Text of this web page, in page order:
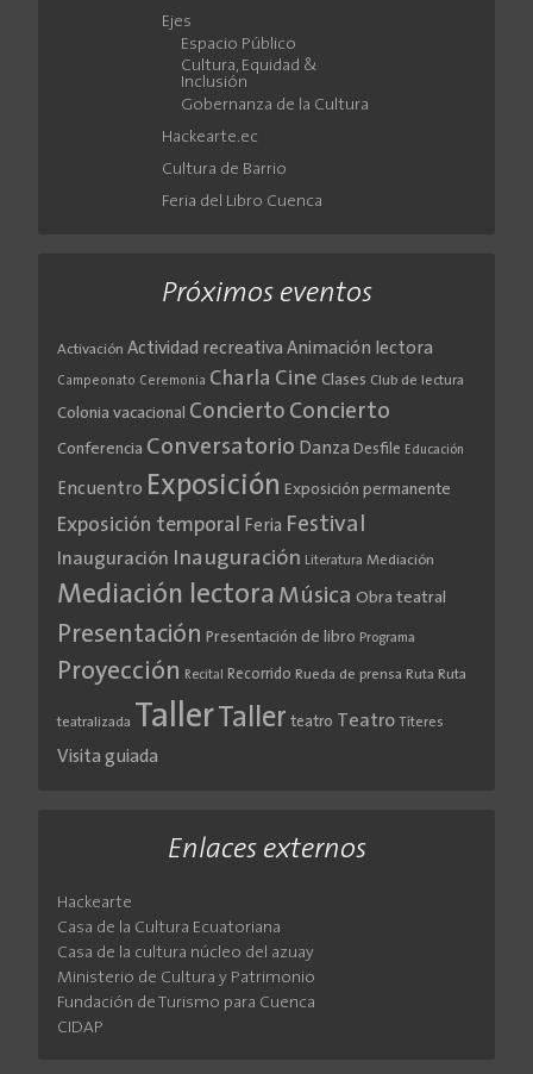
Ejes
Espacio Público
Cultura, Equidad &
Inclusión
Gobernanza de la Cultura
Hackearte.ec
Cultura de Barrio
Feria del Libro Cuenca
Próximos eventos
Activación Actividad recreativa Animación lectora
Campeonato Ceremonia Charla Cine Clases Club de lectura
Colonia vacacional Concierto Concierto
Conferencia Conversatorio Danza Desfile Educación
Encuentro Exposición Exposición permanente
Exposición temporal Feria Festival
Inauguración Inauguración Literatura Mediación
Mediación lectora Música Obra teatral
Presentación Presentación de libro Programa
Proyección Recital Recorrido Rueda de prensa Ruta Ruta
teatralizada Taller Taller teatro Teatro Títeres
Visita guiada
Enlaces externos
Hackearte
Casa de la Cultura Ecuatoriana
Casa de la cultura núcleo del azuay
Ministerio de Cultura y Patrimonio
Fundación de Turismo para Cuenca
CIDAP